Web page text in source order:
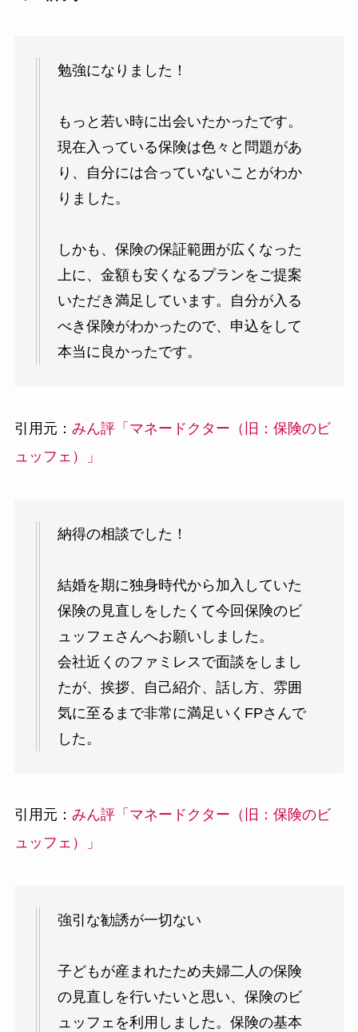
勉強になりました！
もっと若い時に出会いたかったです。
現在入っている保険は色々と問題があ
り、自分には合っていないことがわか
りました。
しかも、保険の保証範囲が広くなった
上に、金額も安くなるプランをご提案
いただき満足しています。自分が入る
べき保険がわかったので、申込をして
本当に良かったです。
引用元： みん評「マネードクター（旧：保険のビ
ュッフェ）」
納得の相談でした！
結婚を期に独身時代から加入していた
保険の見直しをしたくて今回保険のビ
ュッフェさんへお願いしました。
会社近くのファミレスで面談をしまし
たが、挨拶、自己紹介、話し方、雰囲
気に至るまで非常に満足いくFPさんで
した。
引用元： みん評「マネードクター（旧：保険のビ
ュッフェ）」
強引な勧誘が一切ない
子どもが産まれたため夫婦二人の保険
の見直しを行いたいと思い、保険のビ
ュッフェを利用しました。保険の基本